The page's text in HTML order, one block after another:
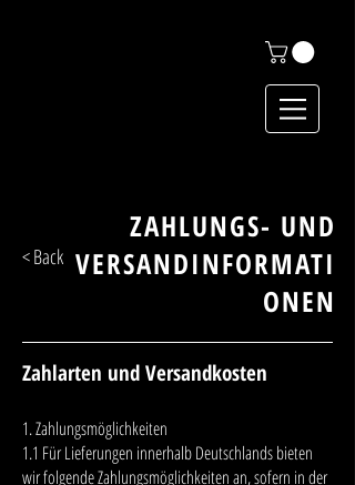
< Back
ZAHLUNGS- UND
VERSANDINFORMATI
ONEN
Zahlarten und Versandkosten
1. Zahlungsmöglichkeiten
1.1 Für Lieferungen innerhalb Deutschlands bieten
wir folgende Zahlungsmöglichkeiten an, sofern in der